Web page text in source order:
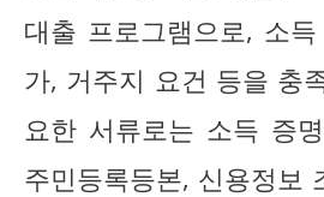
대출 프로그램으로, 소
가, 거주지 요건 등을 충
요한 서류로는 소득 증
주민등록등본, 신용정보